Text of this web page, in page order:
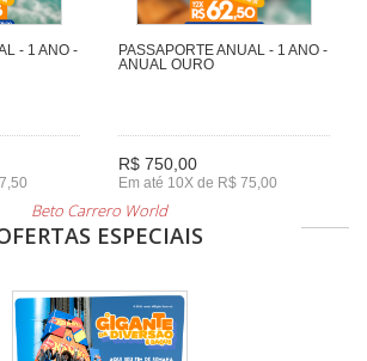
- 1 ANO -
PASSAPORTE ANUAL - 1 ANO -
ANUAL OURO
R$ 750,00
Em até 10X de R$ 75,00
Beto Carrero World
ESPECIAIS